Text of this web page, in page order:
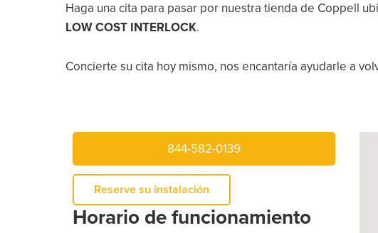
Haga una cita para pasar por nuestra tienda de Coppell
LOW COST INTERLOCK.
Concierte su cita hoy mismo, nos encantaría ayudarle a
844-582-0139
Reserve su instalación
Horario de funcionamiento